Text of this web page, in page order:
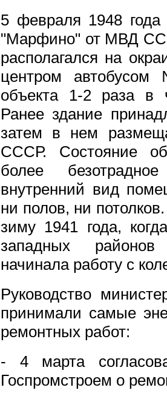
5 февраля 1948 года
"Марфино" от МВД
располагался на
центром
объекта 1-2 раза в
Ранее здание
затем в нем
СССР. Состояние
более
внутренний вид
ни полов, ни
зиму 1941 года,
западных
начинала работу с
Руководство
принимали самые
ремонтных работ:
- 4 марта
Госпромстроем о